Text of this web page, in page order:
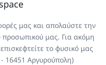
μας και απολαύστε την
προσωπικού μας. Για ακόμη
το φυσικό μας
16451 Αργυρούπολη)